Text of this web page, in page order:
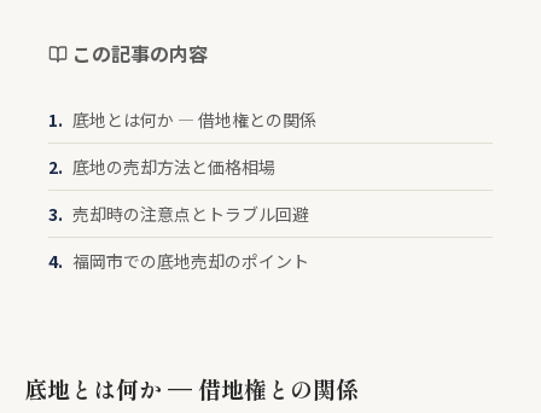
この記事の内容
底地とは何か — 借地権との関係
底地の売却方法と価格相場
売却時の注意点とトラブル回避
福岡市での底地売却のポイント
底地とは何か — 借地権との関係